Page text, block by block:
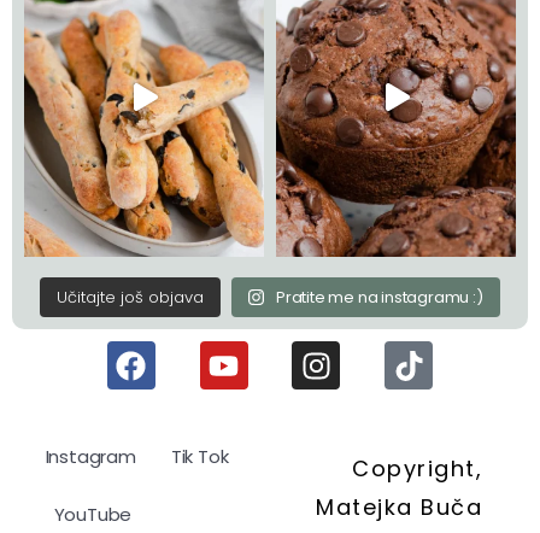
Učitajte još objava Pratite me na instagramu :)
Instagram Tik Tok
YouTube
Copyright,
Matejka Buča